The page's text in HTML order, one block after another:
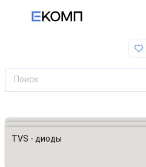
Все категории
Предохранители, ограничители
TVS - диоды